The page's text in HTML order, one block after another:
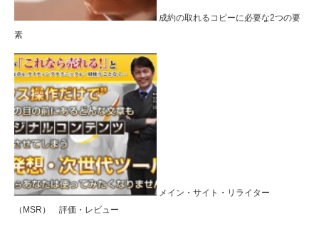
成約の取れるコピーに必要な2つの要
素
メイン・サイト・リライター
（MSR） 評価・レビュー